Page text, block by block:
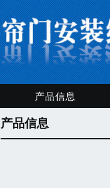
产品信息
产品信息